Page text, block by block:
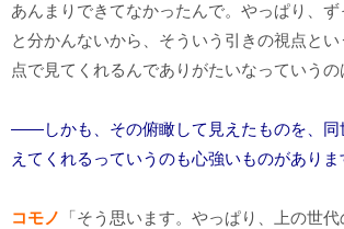
あんまりできてなかったんで。やっぱり、
と分かんないから、そういう引きの視点と
点で見てくれるんでありがたいなっていうの
――しかも、その俯瞰して見えたものを、同
えてくれるっていうのも心強いものがありま
コモノ
「そう思います。やっぱり、上の世